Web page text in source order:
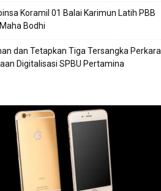
Koramil 01 Balai Karimun Latih PBB
Bodhi
dan Tetapkan Tiga Tersangka Perkara
Digitalisasi SPBU Pertamina